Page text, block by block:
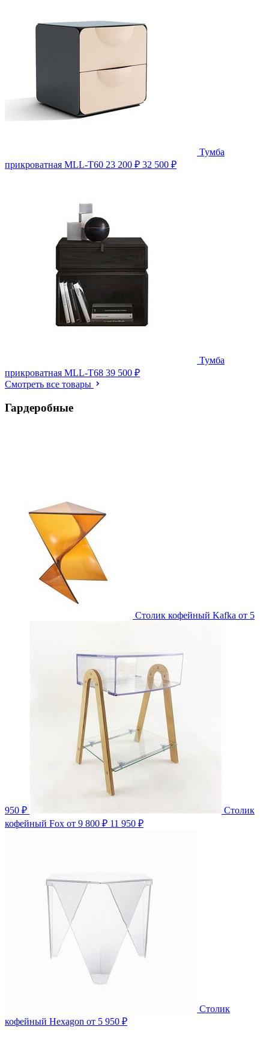
Тумба
прикроватная MLL-T60 23 200 ₽ 32 500 ₽
Тумба
прикроватная MLL-T68 39 500 ₽
Смотреть все товары
Гардеробные
Столик кофейный Kafka от 5
950 ₽
Столик
кофейный Fox от 9 800 ₽ 11 950 ₽
Столик
кофейный Hexagon от 5 950 ₽